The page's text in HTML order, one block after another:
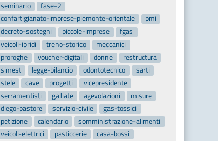
seminario
fase-2
confartigianato-imprese-piemonte-orientale
pmi
decreto-sostegni
piccole-imprese
fgas
veicoli-ibridi
treno-storico
meccanici
proroghe
voucher-digitali donne
restructura
simest
legge-bilancio odontotecnico
sarti
stele
cave progetti
vicepresidente
serramentisti
galliate agevolazioni
misure
diego-pastore
servizio-civile
gas-tossici
petizione
calendario
somministrazione-alimenti
veicoli-elettrici
pasticcerie
casa-bossi